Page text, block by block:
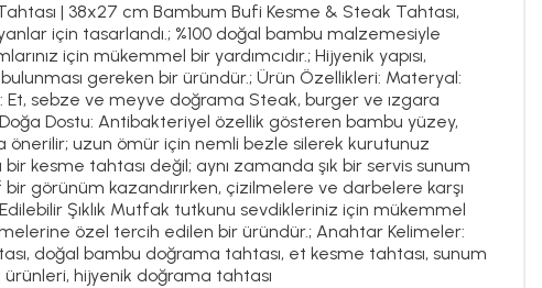
| 38x27 cm Bambum Bufi Kesme & Steak Tahtası,
için tasarlandı.; %100 doğal bambu malzemesiyle
için mükemmel bir yardımcıdır.; Hijyenik yapısı,
gereken bir üründür.; Ürün Özellikleri: Materyal:
Et, sebze ve meyve doğrama Steak, burger ve ızgara
Dostu: Antibakteriyel özellik gösteren bambu yüzey,
önerilir; uzun ömür için nemli bezle silerek kurutunuz
kesme tahtası değil; aynı zamanda şık bir servis sunum
görünüm kazandırırken, çizilmelere ve darbelere karşı
Şıklık Mutfak tutkunu sevdikleriniz için mükemmel
özel tercih edilen bir üründür.; Anahtar Kelimeler:
doğal bambu doğrama tahtası, et kesme tahtası, sunum
hijyenik doğrama tahtası